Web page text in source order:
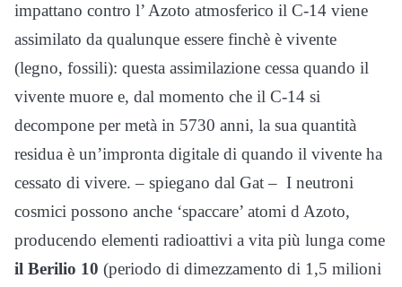
impattano contro l’ Azoto atmosferico il C-14 viene
assimilato da qualunque essere finchè è vivente
(legno, fossili): questa assimilazione cessa quando il
vivente muore e, dal momento che il C-14 si
decompone per metà in 5730 anni, la sua quantità
residua è un’impronta digitale di quando il vivente ha
cessato di vivere. – spiegano dal Gat – I neutroni
cosmici possono anche ‘spaccare’ atomi d Azoto,
producendo elementi radioattivi a vita più lunga come
il Berilio 10 (periodo di dimezzamento di 1,5 milioni